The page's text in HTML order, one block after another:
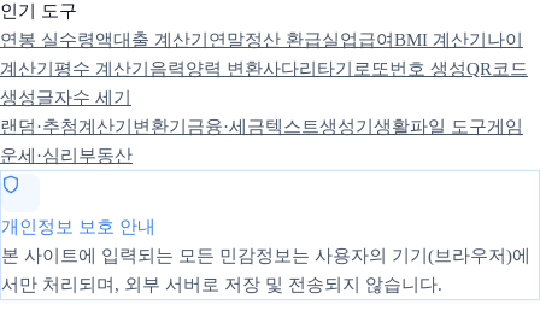
인기 도구
연봉 실수령액대출 계산기 연말정산 환급실업급여BMI 계산기 나이
계산기 평수 계산기 음력양력 변환사다리타기 로또번호 생성QR코드
생성글자수 세기
랜덤·추첨계산기 변환기 금융·세금텍스트생성기 생활파일 도구게임
운세·심리 부동산
개인정보 보호 안내
본 사이트에 입력되는 모든 민감정보는 사용자의 기기(브라우저)에
서만 처리되며, 외부 서버로 저장 및 전송되지 않습니다.